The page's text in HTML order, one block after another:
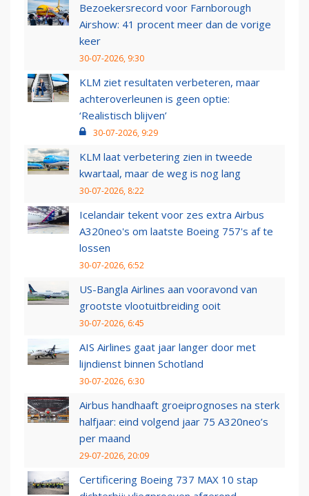
Bezoekersrecord voor Farnborough
Airshow: 41 procent meer dan de vorige
keer
30-07-2026, 9:30
KLM ziet resultaten verbeteren, maar
achteroverleunen is geen optie:
‘Realistisch blijven’
30-07-2026, 9:29
KLM laat verbetering zien in tweede
kwartaal, maar de weg is nog lang
30-07-2026, 8:22
Icelandair tekent voor zes extra Airbus
A320neo's om laatste Boeing 757's af te
lossen
30-07-2026, 6:52
US-Bangla Airlines aan vooravond van
grootste vlootuitbreiding ooit
30-07-2026, 6:45
AIS Airlines gaat jaar langer door met
lijndienst binnen Schotland
30-07-2026, 6:30
Airbus handhaaft groeiprognoses na sterk
halfjaar: eind volgend jaar 75 A320neo’s
per maand
29-07-2026, 20:09
Certificering Boeing 737 MAX 10 stap